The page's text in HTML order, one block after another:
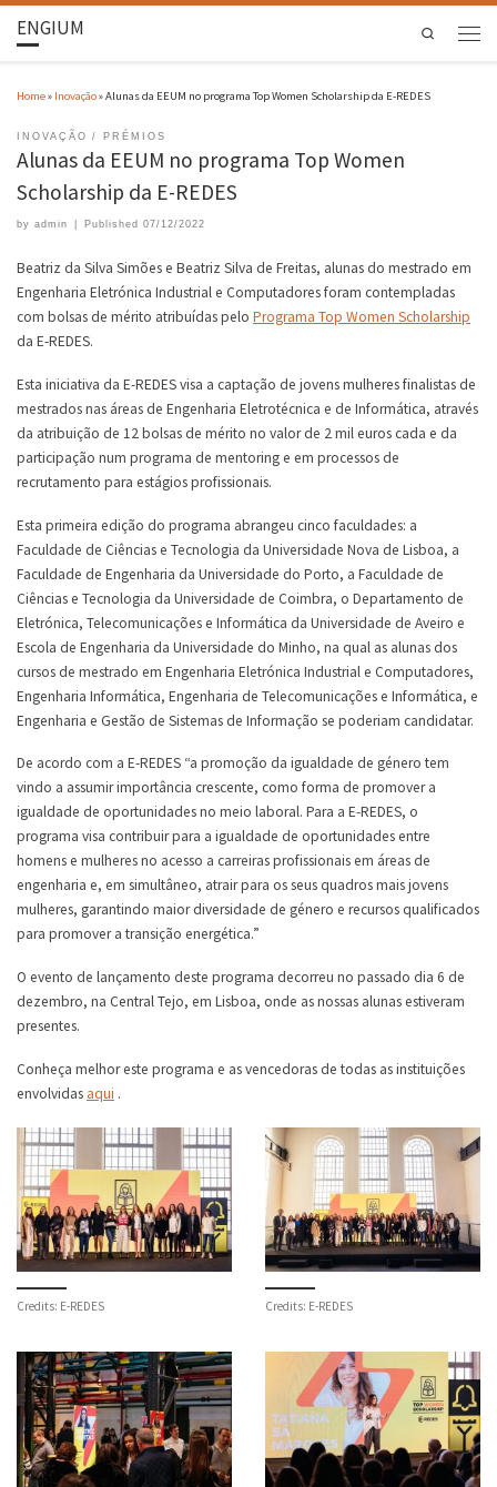
ENGIUM Search
Home» Inovação»Alunas da EEUM no programa Top Women Scholarship da E-REDES
INOVAÇÃO PRÉMIOS
Alunas da EEUM no programa Top Women
Scholarship da E-REDES
by admin Published 07/12/2022
Beatriz da Silva Simões e Beatriz Silva de Freitas, alunas do mestrado em
Engenharia Eletrónica Industrial e Computadores foram contempladas
com bolsas de mérito atribuídas pelo Programa Top Women Scholarship
da E-REDES.
Esta iniciativa da E-REDES visa a captação de jovens mulheres finalistas de
mestrados nas áreas de Engenharia Eletrotécnica e de Informática, através
da atribuição de 12 bolsas de mérito no valor de 2 mil euros cada e da
participação num programa de mentoring e em processos de
recrutamento para estágios profissionais.
Esta primeira edição do programa abrangeu cinco faculdades: a
Faculdade de Ciências e Tecnologia da Universidade Nova de Lisboa, a
Faculdade de Engenharia da Universidade do Porto, a Faculdade de
Ciências e Tecnologia da Universidade de Coimbra, o Departamento de
Eletrónica, Telecomunicações e Informática da Universidade de Aveiro e
Escola de Engenharia da Universidade do Minho, na qual as alunas dos
cursos de mestrado em Engenharia Eletrónica Industrial e Computadores,
Engenharia Informática, Engenharia de Telecomunicações e Informática, e
Engenharia e Gestão de Sistemas de Informação se poderiam candidatar.
De acordo com a E-REDES “a promoção da igualdade de género tem
vindo a assumir importância crescente, como forma de promover a
igualdade de oportunidades no meio laboral. Para a E-REDES, o
programa visa contribuir para a igualdade de oportunidades entre
homens e mulheres no acesso a carreiras profissionais em áreas de
engenharia e, em simultâneo, atrair para os seus quadros mais jovens
mulheres, garantindo maior diversidade de género e recursos qualificados
para promover a transição energética.”
O evento de lançamento deste programa decorreu no passado dia 6 de
dezembro, na Central Tejo, em Lisboa, onde as nossas alunas estiveram
presentes.
Conheça melhor este programa e as vencedoras de todas as instituições
envolvidas aqui .
Credits: E-REDES Credits: E-REDES